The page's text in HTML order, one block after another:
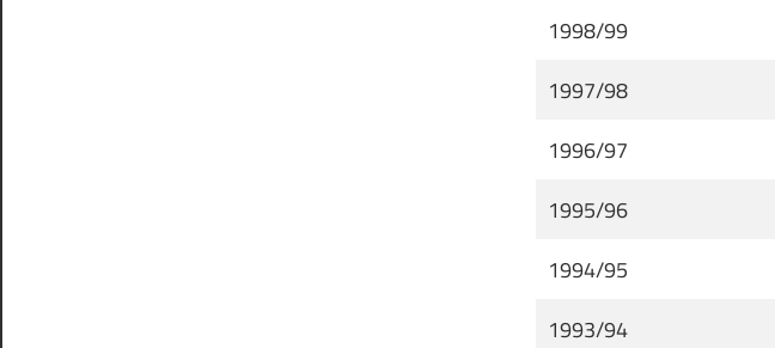
1998/99
1997/98
1996/97
1995/96
1994/95
1993/94